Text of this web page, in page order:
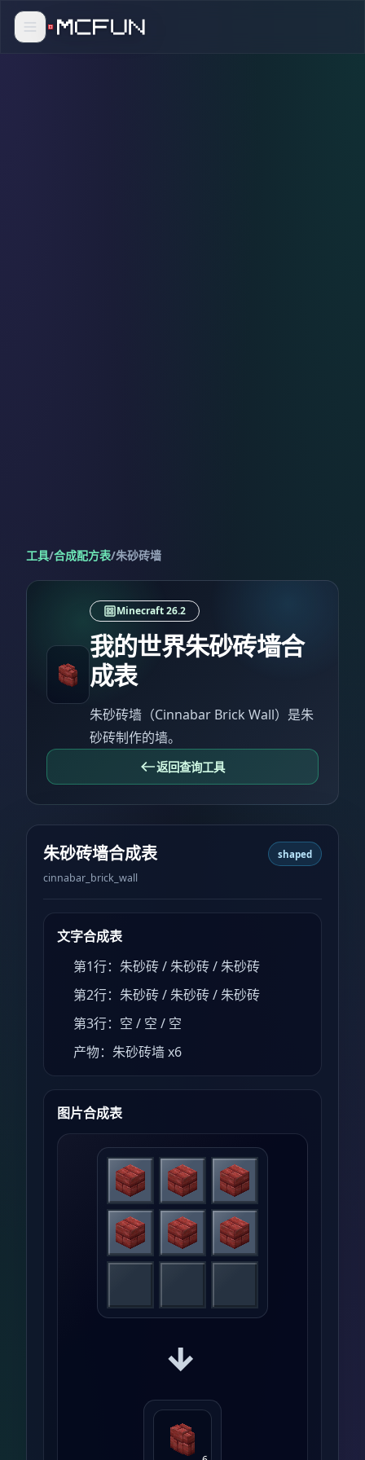
工具/合成配方表/朱砂砖墙
Minecraft 26.2
我的世界朱砂砖墙合
成表
朱砂砖墙（Cinnabar Brick Wall）是朱
砂砖制作的墙。
返回查询工具
朱砂砖墙合成表
cinnabar_brick_wall
shaped
文字合成表
第1行：朱砂砖 / 朱砂砖 / 朱砂砖
第2行：朱砂砖 / 朱砂砖 / 朱砂砖
第3行：空 / 空 / 空
产物：朱砂砖墙 x6
图片合成表
→